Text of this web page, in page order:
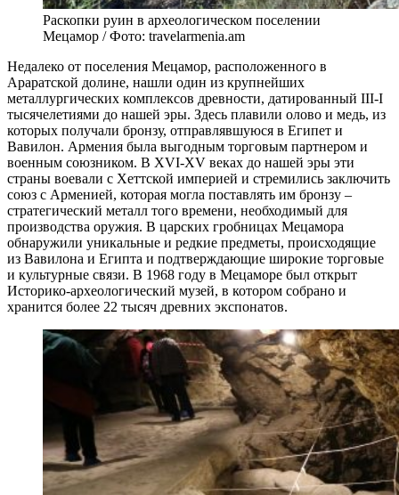
Раскопки руин в археологическом поселении
Мецамор / Фото: travelarmenia.am
Недалеко от поселения Мецамор, расположенного в
Араратской долине, нашли один из крупнейших
металлургических комплексов древности, датированный III-I
тысячелетиями до нашей эры. Здесь плавили олово и медь, из
которых получали бронзу, отправлявшуюся в Египет и
Вавилон. Армения была выгодным торговым партнером и
военным союзником. В XVI-XV веках до нашей эры эти
страны воевали с Хеттской империей и стремились заключить
союз с Арменией, которая могла поставлять им бронзу –
стратегический металл того времени, необходимый для
производства оружия. В царских гробницах Мецамора
обнаружили уникальные и редкие предметы, происходящие
из Вавилона и Египта и подтверждающие широкие торговые
и культурные связи. В 1968 году в Мецаморе был открыт
Историко-археологический музей, в котором собрано и
хранится более 22 тысяч древних экспонатов.